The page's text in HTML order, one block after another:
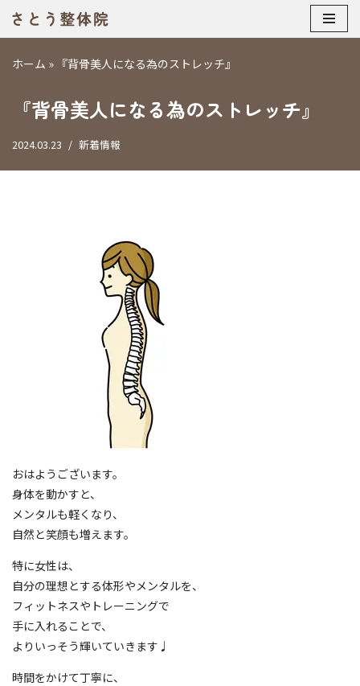
ン
へ
ホーム » 『背骨美人になる為のストレッチ』
『背骨美人になる為のストレッチ』
2024.03.23 新着情報
おはようございます。
身体を動かすと、
メンタルも軽くなり、
自然と笑顔も増えます。
特に女性は、
自分の理想とする体形やメンタルを、
フィットネスやトレーニングで
手に入れることで、
よりいっそう輝いていきます♩
時間をかけて丁寧に、